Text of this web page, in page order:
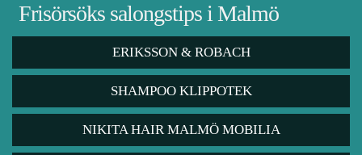
Frisörsöks salongstips i Malmö
ERIKSSON & ROBACH
SHAMPOO KLIPPOTEK
NIKITA HAIR MALMÖ MOBILIA